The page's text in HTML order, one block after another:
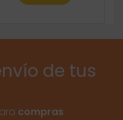
de tus
compras